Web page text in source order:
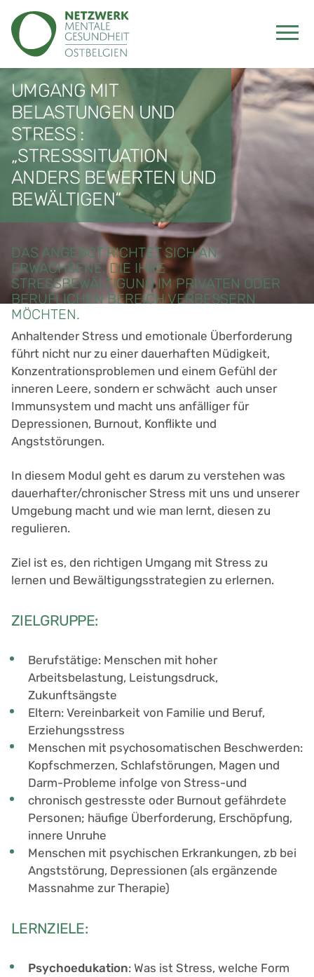
UMGANG MIT
BELASTUNGEN UND
STRESS :
„STRESSSITUATION
ANDERS BEWERTEN UND
BEWÄLTIGEN“
DAS ANGEBOT RICHTET SICH AN
ERWACHSENE, DIE IHRE
STRESSBEWÄLTIGUNG IM PRIVATEN ODER
BERUFLICHEN BEREICH VERBESSERN
MÖCHTEN.
Anhaltender Stress und emotionale Überforderung
führt nicht nur zu einer dauerhaften Müdigkeit,
Konzentrationsproblemen und einem Gefühl der
inneren Leere, sondern er schwächt auch unser
Immunsystem und macht uns anfälliger für
Depressionen, Burnout, Konflikte und
Angststörungen.
In diesem Modul geht es darum zu verstehen was
dauerhafter/chronischer Stress mit uns und unserer
Umgebung macht und wie man lernt, diesen zu
regulieren.
Ziel ist es, den richtigen Umgang mit Stress zu
lernen und Bewältigungsstrategien zu erlernen.
ZIELGRUPPE:
Berufstätige: Menschen mit hoher
Arbeitsbelastung, Leistungsdruck,
Zukunftsängste
Eltern: Vereinbarkeit von Familie und Beruf,
Erziehungsstress
Menschen mit psychosomatischen Beschwerden:
Kopfschmerzen, Schlafstörungen, Magen und
Darm-Probleme infolge von Stress-und
chronisch gestresste oder Burnout gefährdete
Personen; häufige Überforderung, Erschöpfung,
innere Unruhe
Menschen mit psychischen Erkrankungen, zb bei
Angststörung, Depressionen (als ergänzende
Massnahme zur Therapie)
LERNZIELE:
Psychoedukation: Was ist Stress, welche Form